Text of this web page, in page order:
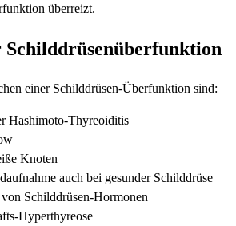
überreizt.
Schilddrüsenüberfunktion
einer Schilddrüsen-Überfunktion sind:
Hashimoto-Thyreoiditis
Knoten
auch bei gesunder Schilddrüse
Schilddrüsen-Hormonen
Hyperthyreose